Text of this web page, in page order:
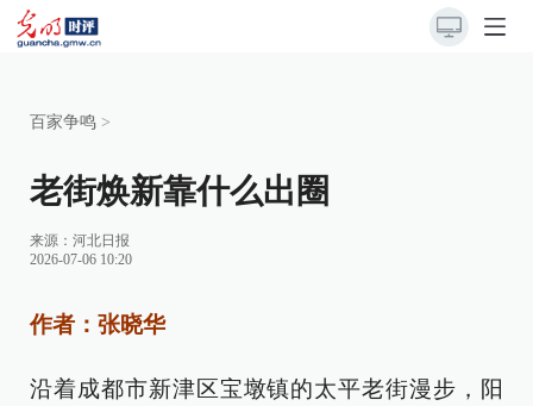
百家争鸣 >
老街焕新靠什么出圈
来源： 河北日报
2026-07-06 10:20
作者：张晓华
沿着成都市新津区宝墩镇的太平老街漫步，阳